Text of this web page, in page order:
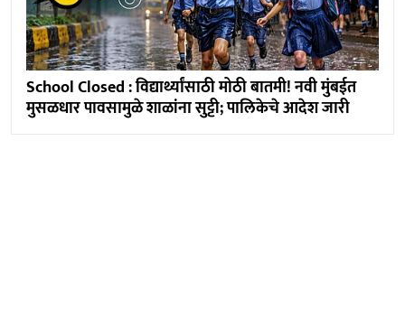
School Closed : विद्यार्थ्यांसाठी मोठी बातमी! नवी मुंबईत
मुसळधार पावसामुळे शाळांना सुट्टी; पालिकेचे आदेश जारी